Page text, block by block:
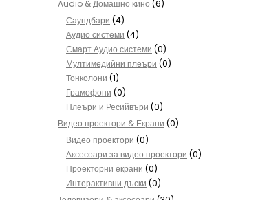
Audio & Домашно кино (6)
Саундбари (4)
Аудио системи (4)
Смарт Аудио системи (0)
Мултимедийни плеъри (0)
Тонколони (1)
Грамофони (0)
Плеъри и Ресийвъри (0)
Видео проектори & Екрани (0)
Видео проектори (0)
Аксесоари за видео проектори (0)
Проекторни екрани (0)
Интерактивни дъски (0)